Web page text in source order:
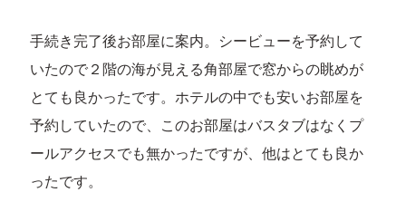
手続き完了後お部屋に案内。シービューを予約して
いたので２階の海が見える角部屋で窓からの眺めが
とても良かったです。ホテルの中でも安いお部屋を
予約していたので、このお部屋はバスタブはなくプ
ールアクセスでも無かったですが、他はとても良か
ったです。